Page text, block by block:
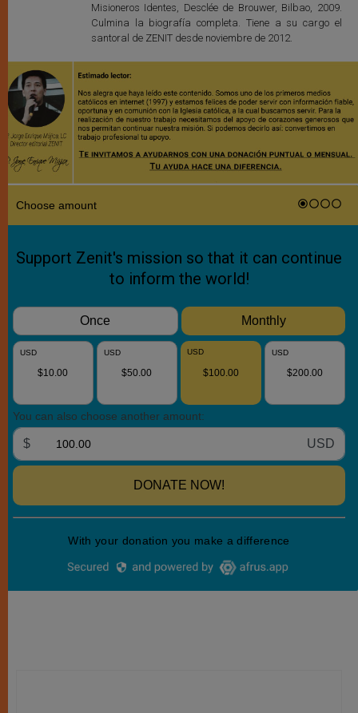
Misioneros Identes, Desclée de Brouwer, Bilbao, 2009.
Culmina la biografía completa. Tiene a su cargo el
santoral de ZENIT desde noviembre de 2012.